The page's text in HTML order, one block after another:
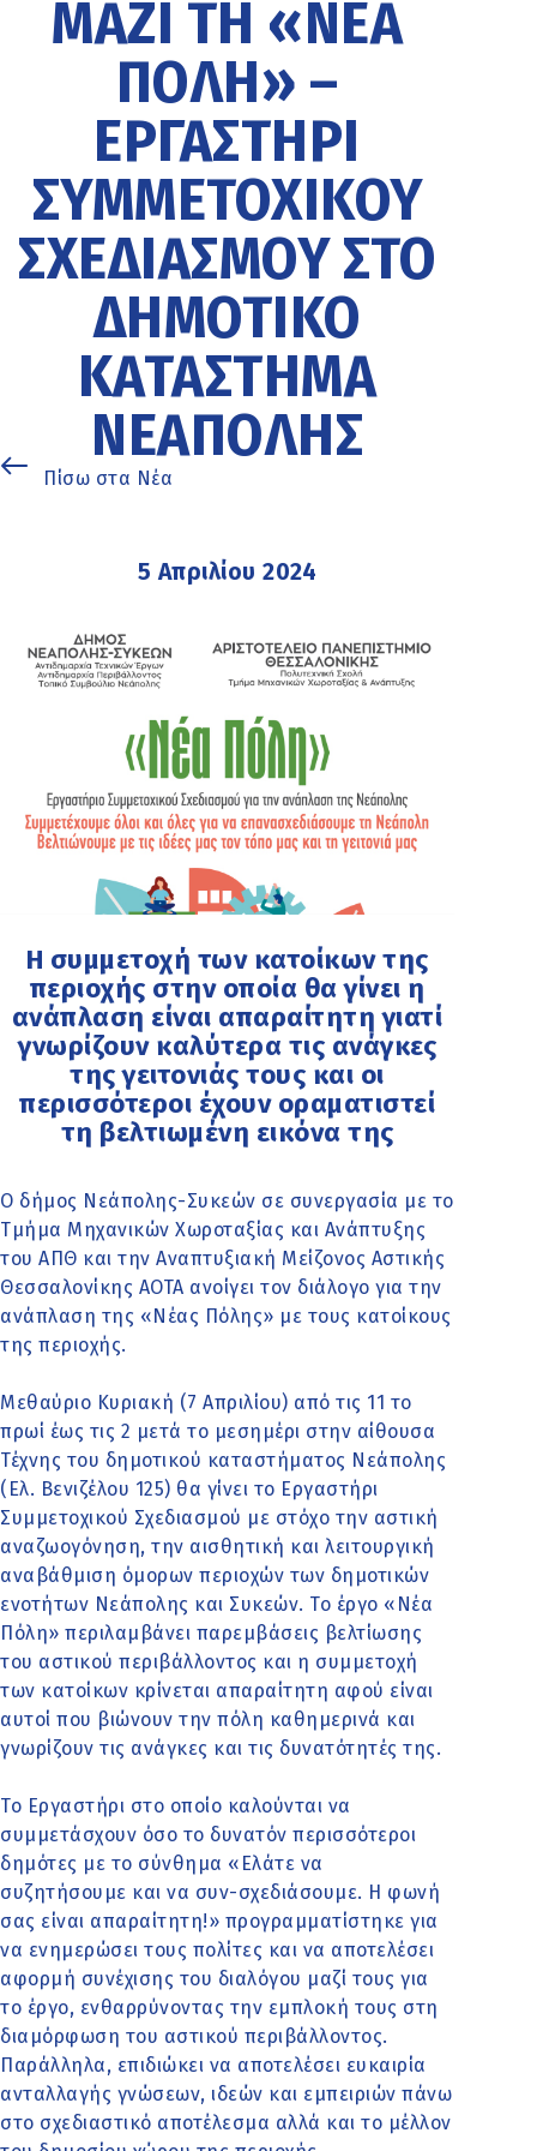
ΜΑΖΊ ΤΗ «ΝΈΑ
ΠΌΛΗ» –
ΕΡΓΑΣΤΉΡΙ
ΣΥΜΜΕΤΟΧΙΚΟΎ
ΣΧΕΔΙΑΣΜΟΎ ΣΤΟ
ΔΗΜΟΤΙΚΌ
ΚΑΤΆΣΤΗΜΑ
ΝΕΆΠΟΛΗΣ
Πίσω στα Νέα
5 Απριλίου 2024
Η συμμετοχή των κατοίκων της
περιοχής στην οποία θα γίνει η
ανάπλαση είναι απαραίτητη γιατί
γνωρίζουν καλύτερα τις ανάγκες
της γειτονιάς τους και οι
περισσότεροι έχουν οραματιστεί
τη βελτιωμένη εικόνα της
Ο δήμος Νεάπολης-Συκεών σε συνεργασία με το
Τμήμα Μηχανικών Χωροταξίας και Ανάπτυξης
του ΑΠΘ και την Αναπτυξιακή Μείζονος Αστικής
Θεσσαλονίκης ΑΟΤΑ ανοίγει τον διάλογο για την
ανάπλαση της «Νέας Πόλης» με τους κατοίκους
της περιοχής.
Μεθαύριο Κυριακή (7 Απριλίου) από τις 11 το
πρωί έως τις 2 μετά το μεσημέρι στην αίθουσα
Τέχνης του δημοτικού καταστήματος Νεάπολης
(Ελ. Βενιζέλου 125) θα γίνει το Εργαστήρι
Συμμετοχικού Σχεδιασμού με στόχο την αστική
αναζωογόνηση, την αισθητική και λειτουργική
αναβάθμιση όμορων περιοχών των δημοτικών
ενοτήτων Νεάπολης και Συκεών. Το έργο «Νέα
Πόλη» περιλαμβάνει παρεμβάσεις βελτίωσης
του αστικού περιβάλλοντος και η συμμετοχή
των κατοίκων κρίνεται απαραίτητη αφού είναι
αυτοί που βιώνουν την πόλη καθημερινά και
γνωρίζουν τις ανάγκες και τις δυνατότητές της.
Το Εργαστήρι στο οποίο καλούνται να
συμμετάσχουν όσο το δυνατόν περισσότεροι
δημότες με το σύνθημα «Ελάτε να
συζητήσουμε και να συν-σχεδιάσουμε. Η φωνή
σας είναι απαραίτητη!» προγραμματίστηκε για
να ενημερώσει τους πολίτες και να αποτελέσει
αφορμή συνέχισης του διαλόγου μαζί τους για
το έργο, ενθαρρύνοντας την εμπλοκή τους στη
διαμόρφωση του αστικού περιβάλλοντος.
Παράλληλα, επιδιώκει να αποτελέσει ευκαιρία
ανταλλαγής γνώσεων, ιδεών και εμπειριών πάνω
στο σχεδιαστικό αποτέλεσμα αλλά και το μέλλον